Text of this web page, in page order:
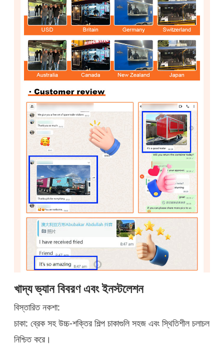
খাদ্য ভ্যান বিবরণ এবং ইনস্টলেশন
বিস্তারিত নকশা:
চাকা: ব্রেক সহ উচ্চ-শক্তির শিল্প চাকাগুলি সহজ এবং স্থিতিশীল চলাচল
নিশ্চিত করে।